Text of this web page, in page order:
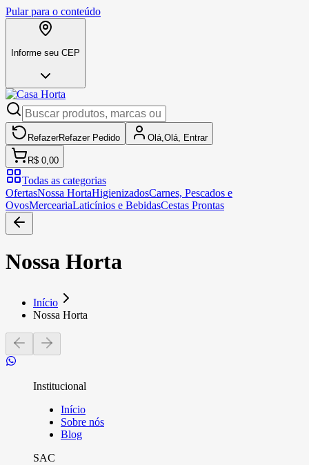
Pular para o conteúdo
Informe seu CEP
RefazerRefazer Pedido Olá, Olá, Entrar
R$ 0,00
Todas as categorias
OfertasNossa HortaHigienizadosCarnes, Pescados e
OvosMerceariaLaticínios e BebidasCestas Prontas
Nossa Horta
Início
Nossa Horta
Institucional
Início
Sobre nós
Blog
SAC